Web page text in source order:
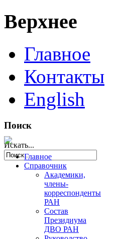
Верхнее
Главное
Контакты
English
Поиск
Искать...
Главное
Справочник
Академики,
члены-
корреспонденты
РАН
Состав
Президиума
ДВО РАН